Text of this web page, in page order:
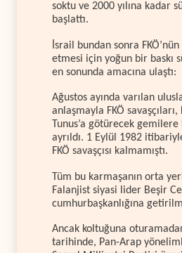
soktu ve 2000 yılına kadar
başlattı.
İsrail bundan sonra FKÖ’nün
etmesi için yoğun bir baskı
en sonunda amacına ulaştı:
Ağustos ayında varılan
anlaşmayla FKÖ
Tunus’a götürecek
ayrıldı. 1 Eylül 1982
FKÖ savaşçısı kalmamıştı.
Tüm bu karmaşanın orta
Falanjist siyasi lider Beşir
cumhurbaşkanlığına
Ancak koltuğuna
tarihinde, Pan-Arap